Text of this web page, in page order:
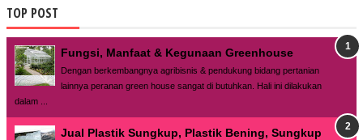
TOP POST
Fungsi, Manfaat & Kegunaan Greenhouse
Dengan berkembangnya agribisnis & pendukung bidang pertanian
lainnya peranan green house sangat di butuhkan. Hali ini dilakukan
dalam ...
Jual Plastik Sungkup, Plastik Bening, Sungkup